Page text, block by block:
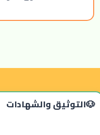
التوثيق والشهادات